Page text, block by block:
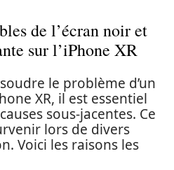
de l’écran noir et
sur l’iPhone XR
le problème d’un
XR, il est essentiel
sous-jacentes. Ce
lors de divers
Voici les raisons les